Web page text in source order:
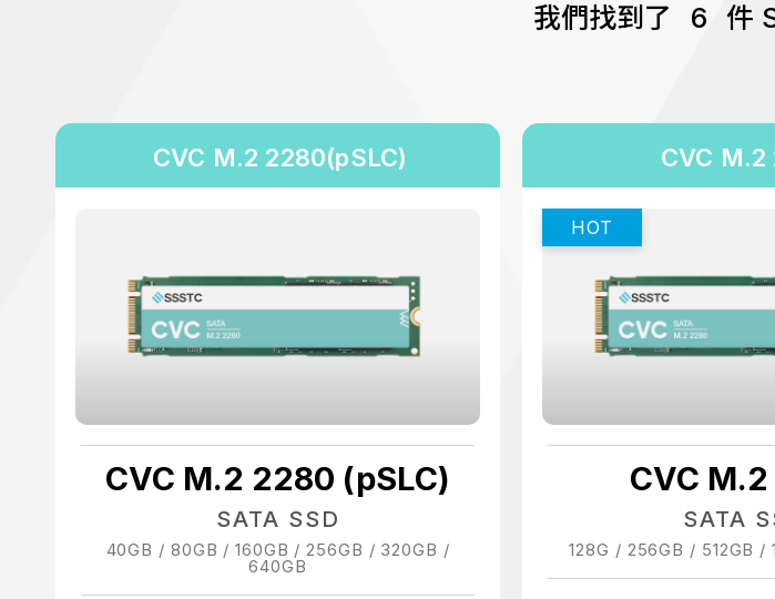
512 GB
1024 GB
2048 GB
3840 GB
7680 GB
我們找到了 6 件
CVC M.2 2280(pSLC)
CVC M.2 2280 (pSLC)
SATA SSD
40GB / 80GB / 160GB / 256GB / 320GB /
640GB
CVC M.2
CVC
SATA
128G / 256GB / 512GB /